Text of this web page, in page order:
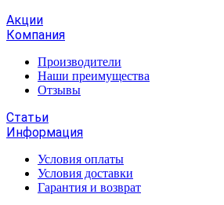
Акции
Компания
Производители
Наши преимущества
Отзывы
Статьи
Информация
Условия оплаты
Условия доставки
Гарантия и возврат